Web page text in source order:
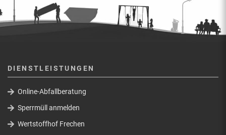
DIENSTLEISTUNGEN
Online-Abfallberatung
Sperrmüll anmelden
Wertstoffhof Frechen